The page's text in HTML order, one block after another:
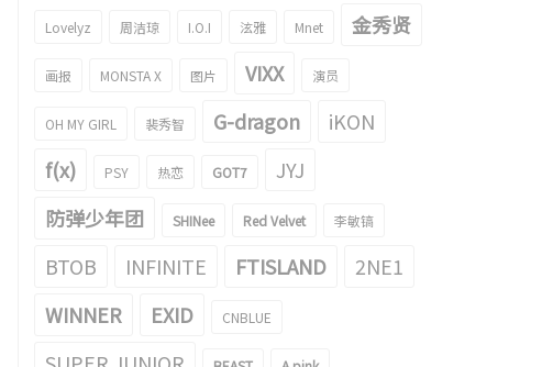
Lovelyz 周洁琼 I.O.I 泫雅 Mnet 金秀贤
画报 MONSTA X 图片 VIXX 演员
OH MY GIRL 裴秀智 G-dragon
iKON
f(x)
PSY 热恋 GOT7
JYJ
防弹少年团
SHINee Red Velvet 李敏镐
BTOB INFINITE FTISLAND
2NE1
WINNER
EXID CNBLUE